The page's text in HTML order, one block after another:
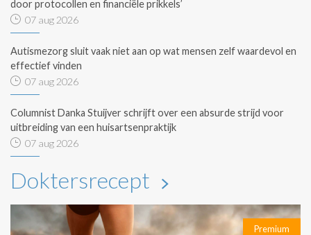
door protocollen en financiële prikkels’
07 aug 2026
Autismezorg sluit vaak niet aan op wat mensen zelf waardevol en
effectief vinden
07 aug 2026
Columnist Danka Stuijver schrijft over een absurde strijd voor
uitbreiding van een huisartsenpraktijk
07 aug 2026
Doktersrecept
Premium